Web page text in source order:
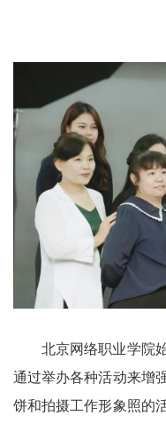
北京网络职业学院
通过举办各种活动来增
饼和拍摄工作形象照的